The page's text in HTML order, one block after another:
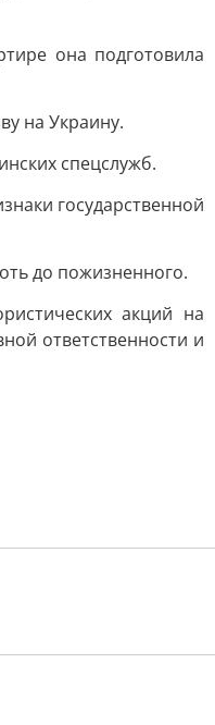
она подготовила
на Украину.
спецслужб.
государственной
до пожизненного.
акций на
ответственности и